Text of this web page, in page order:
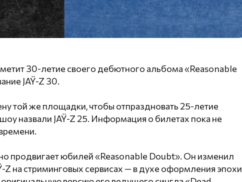
30-летие своего дебютного альбома «Reasonable
JAŸ-Z 30.
той же площадки, чтобы отпраздновать 25-летие
назвали JAŸ-Z 25. Информация о билетах пока не
продвигает юбилей «Reasonable Doubt». Он изменил
Z на стриминговых сервисах — в духе оформления эпохи